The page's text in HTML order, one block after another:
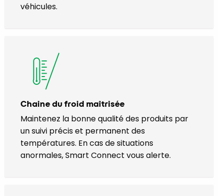
véhicules.
Chaine du froid maîtrisée
Maintenez la bonne qualité des produits par
un suivi précis et permanent des
températures. En cas de situations
anormales, Smart Connect vous alerte.